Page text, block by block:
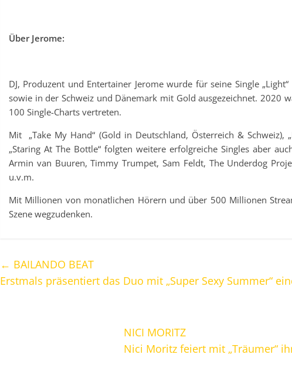
Über Jerome:
DJ, Produzent und Entertainer Jerome wurde für seine Single
sowie in der Schweiz und Dänemark mit Gold ausgezeichnet. 2020
100 Single-Charts vertreten.
Mit „Take My Hand“ (Gold in Deutschland, Österreich & Schweiz),
„Staring At The Bottle“ folgten weitere erfolgreiche Singles aber
Armin van Buuren, Timmy Trumpet, Sam Feldt, The Underdog
u.v.m.
Mit Millionen von monatlichen Hörern und über 500 Millionen
Szene wegzudenken.
← BAILANDO BEAT
Erstmals präsentiert das Duo mit „Super Sexy Summer“
NICI MORITZ
Nici Moritz feiert mit „Träumer“